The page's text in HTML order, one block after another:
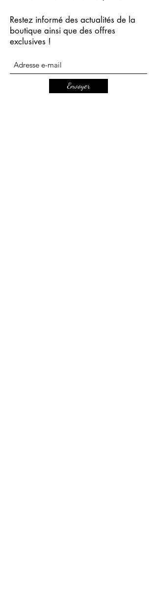
Restez informé des actualités de la
boutique ainsi que des offres
exclusives !
Envoyer